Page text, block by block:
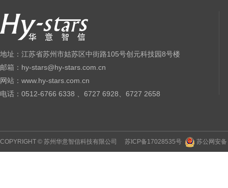
地址：江苏省苏州市姑苏区中街路105号创元科技园8号楼
邮箱：hy-stars@hy-stars.com.cn
网站：www.hy-stars.com.cn
电话：0512-6766 6338 、6727 6928、6727 2658
COPYRIGHT © 苏州华意智信科技有限公司 苏ICP备17028535号 苏公网安